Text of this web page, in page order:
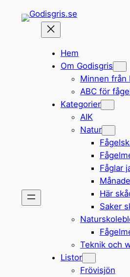
Hem
Om Godisgris
Minnen från
ABC för
Kategorier
AIK
Natur
Fåglar
Här
Saker
Teknik och
Listor
Frövisjön